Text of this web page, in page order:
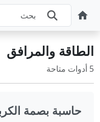
الطاقة والمرافق
5 أدوات متاحة
حاسبة بصمة